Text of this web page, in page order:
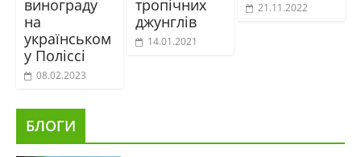
винограду
на
українськом
у Поліссі
08.02.2023
тропічних
джунглів
14.01.2021
21.11.2022
БЛОГИ